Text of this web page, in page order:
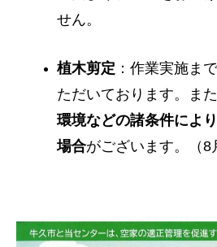
せん。
植木剪定 ：作業実施ま
ただいております。また
環境などの諸条件によ
場合がございます。（8